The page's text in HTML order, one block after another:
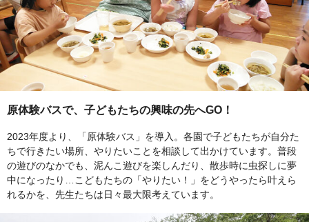
原体験バスで、子どもたちの興味の先へGO！
2023年度より、「原体験バス」を導入。各園で子どもたちが自分た
ちで行きたい場所、やりたいことを相談して出かけています。普段
の遊びのなかでも、泥んこ遊びを楽しんだり、散歩時に虫探しに夢
中になったり…こどもたちの「やりたい！」をどうやったら叶えら
れるかを、先生たちは日々最大限考えています。